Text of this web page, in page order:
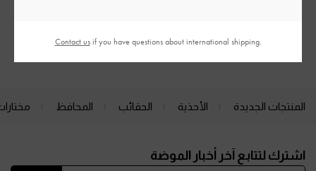
كعب عالي أحذية الكعب العالي (هيلز)
المنتجات الجديدة الأحذية الحقائب المحافظ
اشترك لتتابع آخر أخبار الموضة
Contact usif you have questions about international shipping.